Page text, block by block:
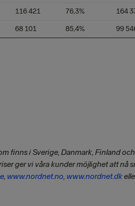
116 421 76,3% 164
68 101 85,4% 99
finns i Sverige, Danmark, Finland
ger vi våra kunder möjlighet att nå
, www.nordnet.no, www.nordnet.dk